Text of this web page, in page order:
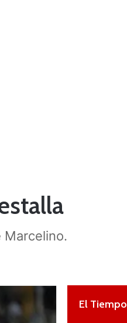
Marcelino.
El Tiempo